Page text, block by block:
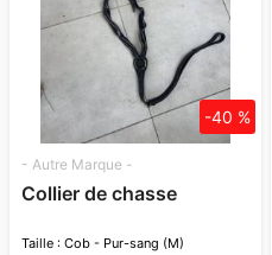
- Autre Marque -
Collier de chasse
Taille : Cob - Pur-sang (M)
-40 %